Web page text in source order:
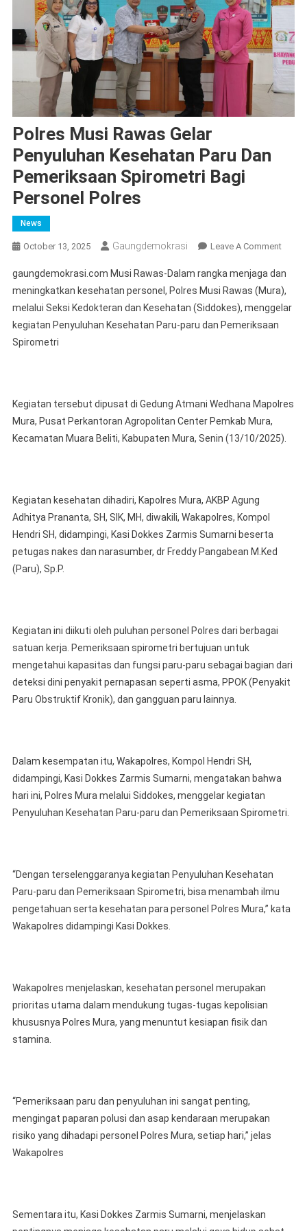
Polres Musi Rawas Gelar
Penyuluhan Kesehatan Paru Dan
Pemeriksaan Spirometri Bagi
Personel Polres
News
October 13, 2025 Gaungdemokrasi Leave A CommentOn
Musi
Rawas
Gelar
gaungdemokrasi.com Musi Rawas-Dalam rangka menjaga dan
meningkatkan kesehatan personel, Polres Musi Rawas (Mura),
melalui Seksi Kedokteran dan Kesehatan (Siddokes), menggelar
kegiatan Penyuluhan Kesehatan Paru-paru dan Pemeriksaan
Spirometri
Kegiatan tersebut dipusat di Gedung Atmani Wedhana Mapolres
Mura, Pusat Perkantoran Agropolitan Center Pemkab Mura,
Kecamatan Muara Beliti, Kabupaten Mura, Senin (13/10/2025).
Kegiatan kesehatan dihadiri, Kapolres Mura, AKBP Agung
Adhitya Prananta, SH, SIK, MH, diwakili, Wakapolres, Kompol
Hendri SH, didampingi, Kasi Dokkes Zarmis Sumarni beserta
petugas nakes dan narasumber, dr Freddy Pangabean M.Ked
(Paru), Sp.P.
Kegiatan ini diikuti oleh puluhan personel Polres dari berbagai
satuan kerja. Pemeriksaan spirometri bertujuan untuk
mengetahui kapasitas dan fungsi paru-paru sebagai bagian dari
deteksi dini penyakit pernapasan seperti asma, PPOK (Penyakit
Paru Obstruktif Kronik), dan gangguan paru lainnya.
Dalam kesempatan itu, Wakapolres, Kompol Hendri SH,
didampingi, Kasi Dokkes Zarmis Sumarni, mengatakan bahwa
hari ini, Polres Mura melalui Siddokes, menggelar kegiatan
Penyuluhan Kesehatan Paru-paru dan Pemeriksaan Spirometri.
“Dengan terselenggaranya kegiatan Penyuluhan Kesehatan
Paru-paru dan Pemeriksaan Spirometri, bisa menambah ilmu
pengetahuan serta kesehatan para personel Polres Mura,” kata
Wakapolres didampingi Kasi Dokkes.
Wakapolres menjelaskan, kesehatan personel merupakan
prioritas utama dalam mendukung tugas-tugas kepolisian
khususnya Polres Mura, yang menuntut kesiapan fisik dan
stamina.
“Pemeriksaan paru dan penyuluhan ini sangat penting,
mengingat paparan polusi dan asap kendaraan merupakan
risiko yang dihadapi personel Polres Mura, setiap hari,” jelas
Wakapolres
Sementara itu, Kasi Dokkes Zarmis Sumarni, menjelaskan